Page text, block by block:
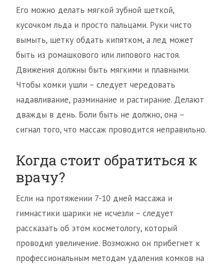
Его можно делать мягкой зубной щеткой,
кусочком льда и просто пальцами. Руки чисто
вымыть, щетку обдать кипятком, а лед может
быть из ромашкового или липового настоя.
Движения должны быть мягкими и плавными.
Чтобы комки ушли – следует чередовать
надавливание, разминание и растирание. Делают
дважды в день. Боли быть не должно, она –
сигнал того, что массаж проводится неправильно.
Когда стоит обратиться к
врачу?
Если на протяжении 7-10 дней массажа и
гимнастики шарики не исчезли – следует
рассказать об этом косметологу, который
проводил увеличение. Возможно он прибегнет к
профессиональным методам удаления комков на